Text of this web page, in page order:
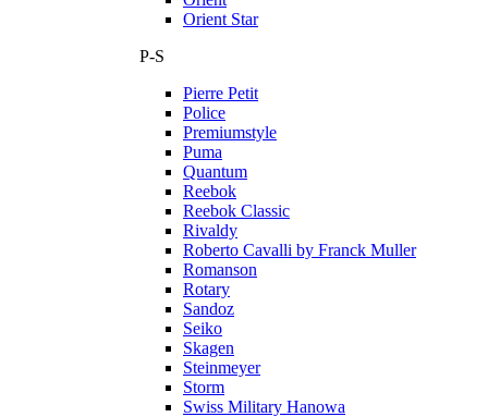
Orient Star
P-S
Pierre Petit
Police
Premiumstyle
Puma
Quantum
Reebok
Reebok Classic
Rivaldy
Roberto Cavalli by Franck Muller
Romanson
Rotary
Sandoz
Seiko
Skagen
Steinmeyer
Storm
Swiss Military Hanowa